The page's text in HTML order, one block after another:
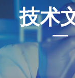
荧光标记定制
MOF材料定制
小分子定制
技术